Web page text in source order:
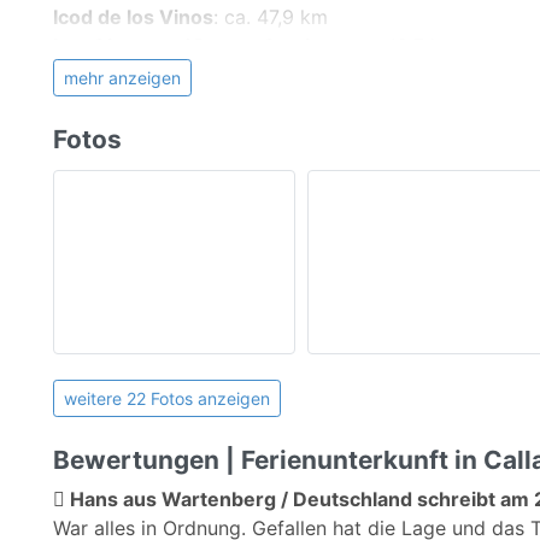
Nationale und internationale Restaurants , Cafes,
Nichtraucher
Strandurlaub
Außenanlage:
Icod de los Vinos: ca. 47,9 km
Santa Cruz / La Laguna
mehr anzeigen
Fotos
weitere 22 Fotos anzeigen
Bewertungen | Ferienunterkunft in
Hans aus Wartenberg / Deutschland schreibt am
War alles in Ordnung. Gefallen hat die Lage und das